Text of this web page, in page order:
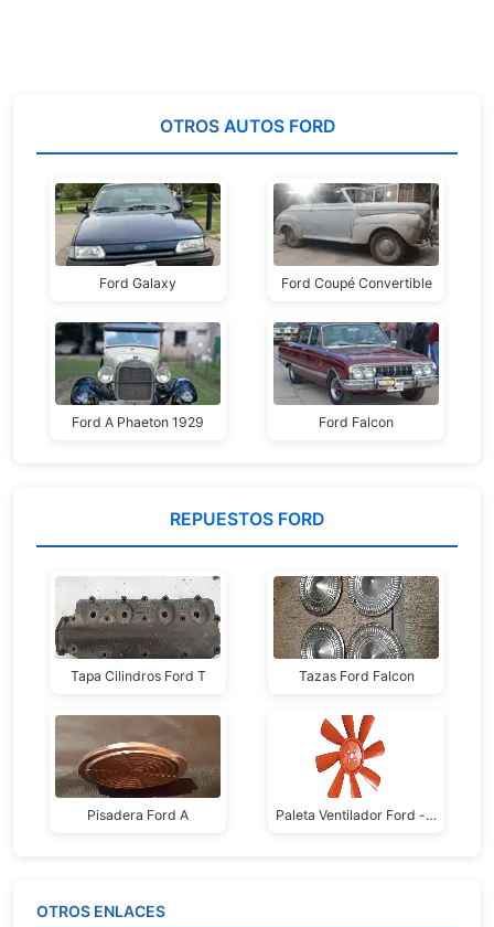
OTROS AUTOS FORD
Ford Galaxy Ford Coupé Convertible
Ford A Phaeton 1929 Ford Falcon
REPUESTOS FORD
Tapa Cilindros Ford T Tazas Ford Falcon
Pisadera Ford A Paleta Ventilador Ford -chevrolet
OTROS ENLACES